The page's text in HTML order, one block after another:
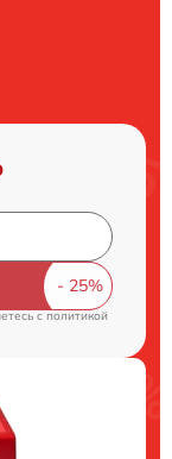
c политикой